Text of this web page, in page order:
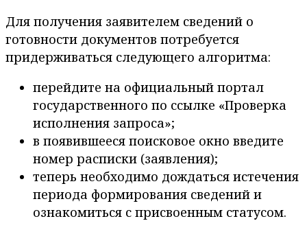
Для получения заявителем сведений о
готовности документов потребуется
придерживаться следующего алгоритма:
перейдите на официальный портал
государственного по ссылке «Проверка
исполнения запроса»;
в появившееся поисковое окно введите
номер расписки (заявления);
теперь необходимо дождаться истечения
периода формирования сведений и
ознакомиться с присвоенным статусом.